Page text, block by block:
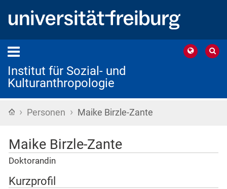
Institut für Sozial- und
Kulturanthropologie
Startseite
› Personen › Maike Birzle-Zante
Maike Birzle-Zante
Doktorandin
Kurzprofil